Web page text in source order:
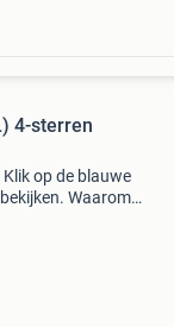
4-sterren
op de blauwe
Waarom